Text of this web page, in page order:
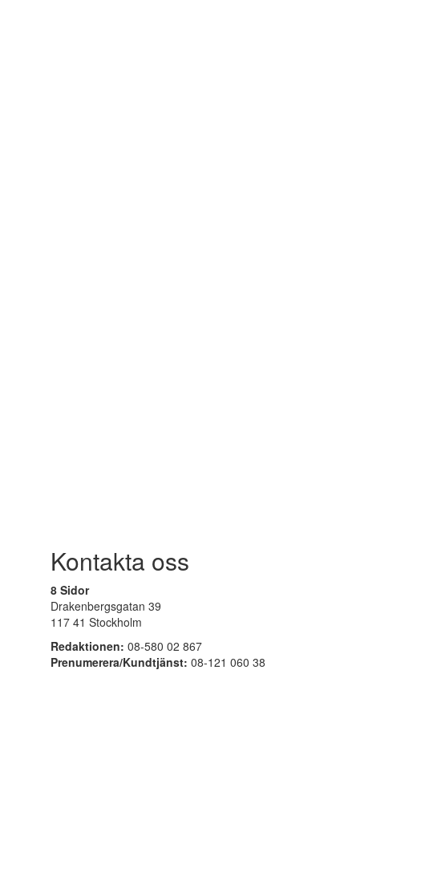
Kontakta oss
8 Sidor
Drakenbergsgatan 39
117 41 Stockholm
Redaktionen: 08-580 02 867
Prenumerera/Kundtjänst: 08-121 060 38